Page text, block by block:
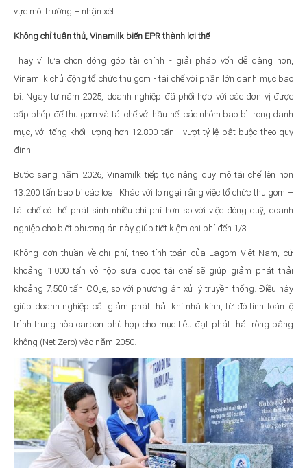
vực môi trường – nhận xét.
Không chỉ tuân thủ, Vinamilk biến EPR thành lợi thế
Thay vì lựa chọn đóng góp tài chính - giải pháp vốn dễ dàng hơn,
Vinamilk chủ động tổ chức thu gom - tái chế với phần lớn danh mục bao
bì. Ngay từ năm 2025, doanh nghiệp đã phối hợp với các đơn vị được
cấp phép để thu gom và tái chế với hầu hết các nhóm bao bì trong danh
mục, với tổng khối lượng hơn 12.800 tấn - vượt tỷ lệ bắt buộc theo quy
định.
Bước sang năm 2026, Vinamilk tiếp tục nâng quy mô tái chế lên hơn
13.200 tấn bao bì các loại. Khác với lo ngại rằng việc tổ chức thu gom –
tái chế có thể phát sinh nhiều chi phí hơn so với việc đóng quỹ, doanh
nghiệp cho biết phương án này giúp tiết kiệm chi phí đến 1/3.
Không đơn thuần về chi phí, theo tính toán của Lagom Việt Nam, cứ
khoảng 1.000 tấn vỏ hộp sữa được tái chế sẽ giúp giảm phát thải
khoảng 7.500 tấn CO₂e, so với phương án xử lý truyền thống. Điều này
giúp doanh nghiệp cắt giảm phát thải khí nhà kính, từ đó tính toán lộ
trình trung hòa carbon phù hợp cho mục tiêu đạt phát thải ròng bằng
không (Net Zero) vào năm 2050.